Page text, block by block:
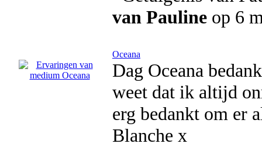
van Pauline op 6
Oceana
Dag Oceana
weet dat ik altijd
erg bedankt om er
Blanche x